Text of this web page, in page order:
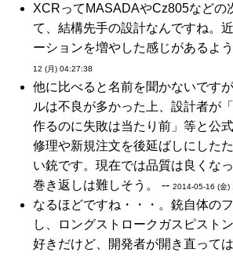
XCRってMASADAやCz805などの
て、結構先手の設計なんですね。
ーションを増やした感じがあるよ
12 (月) 04:27:38
他に比べると名前を聞かないです
ルは不良が多かった上、設計者が
作るのに失敗は当たり前」等と公
修理や新規注文を後延ばしにした
い銃です。現在では品質は良くな
巻き返しは難しそう。 -- 2014-05-16 (金)
なるほどですね・・・。銃自体の
し、ロングストロークガスピスト
好きだけど、開発者が開き直って